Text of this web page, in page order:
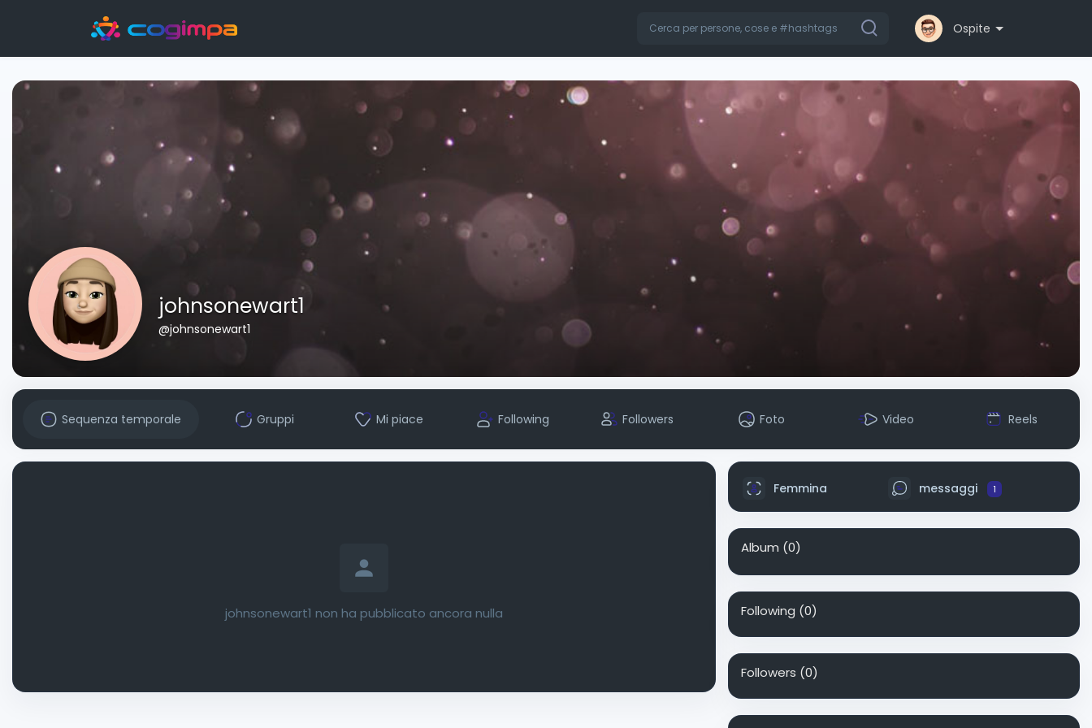
Ospite
johnsonewart1
@johnsonewart1
Sequenza temporale Gruppi Mi piace Following Followers Foto Video Reels
johnsonewart1 non ha pubblicato ancora nulla
Femmina messaggi 1
Album (0)
Following (0)
Followers (0)